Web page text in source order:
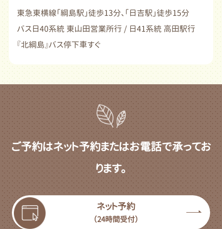
東急東横線「綱島駅」徒歩13分、「日吉駅」徒歩15分
バス日40系統 東山田営業所行 / 日41系統 高田駅行
『北綱島』バス停下車すぐ
ご予約はネット予約またはお電話で承ってお
ります。
ネット予約
（24時間受付）